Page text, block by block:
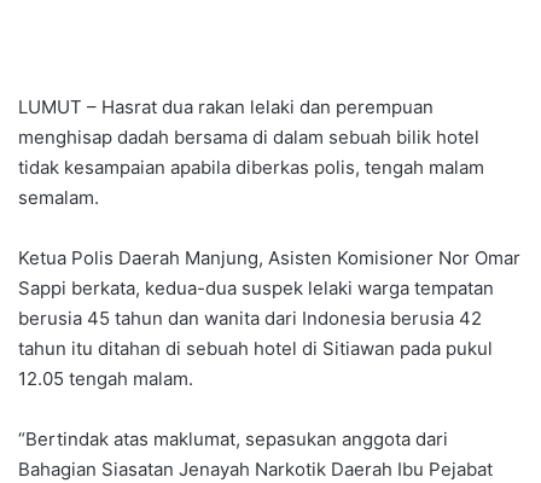
LUMUT – Hasrat dua rakan lelaki dan perempuan
menghisap dadah bersama di dalam sebuah bilik hotel
tidak kesampaian apabila diberkas polis, tengah malam
semalam.
Ketua Polis Daerah Manjung, Asisten Komisioner Nor Omar
Sappi berkata, kedua-dua suspek lelaki warga tempatan
berusia 45 tahun dan wanita dari Indonesia berusia 42
tahun itu ditahan di sebuah hotel di Sitiawan pada pukul
12.05 tengah malam.
“Bertindak atas maklumat, sepasukan anggota dari
Bahagian Siasatan Jenayah Narkotik Daerah Ibu Pejabat